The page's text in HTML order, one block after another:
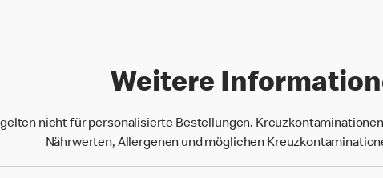
Weitere
nicht für personalisierte Bestellungen.
Nährwerten, Allergenen und möglichen